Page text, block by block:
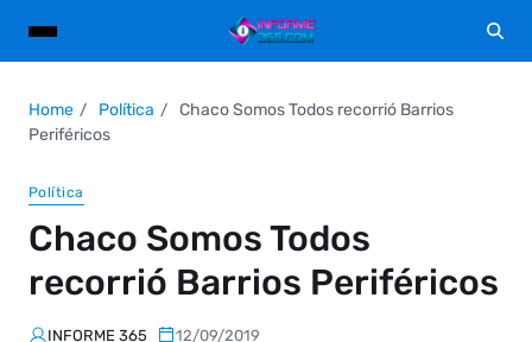
Home Política
Chaco Somos Todos recorrió Barrios
Periféricos
Política
Chaco Somos Todos
recorrió Barrios Periféricos
INFORME 365 12/09/2019